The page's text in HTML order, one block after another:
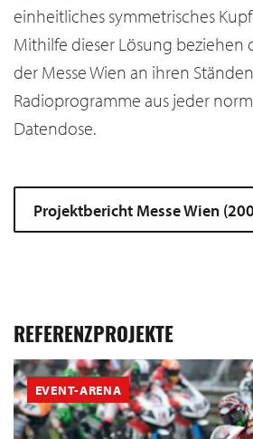
einheitliches symmetrisches
Mithilfe dieser Lösung beziehen
der Messe Wien an ihren
Radioprogramme aus jeder
Datendose.
Projektbericht Messe Wien
REFERENZPROJEKTE
EVENT-ARENA